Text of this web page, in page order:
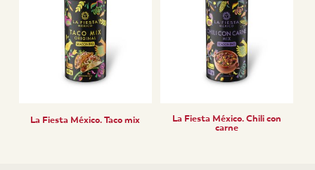
La Fiesta México. Taco mix La Fiesta México. Chili con
carne